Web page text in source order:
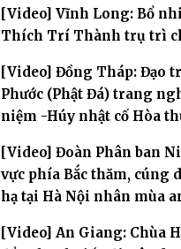
[Video] Vĩnh Long: Bổ
Thích Trí Thành trụ trì
[Video] Đồng Tháp: Đạo
Phước (Phật Đá) trang
niệm -Húy nhật cố Hòa
[Video] Đoàn Phân ban
vực phía Bắc thăm, cúng
hạ tại Hà Nội nhân mùa
[Video] An Giang: Chùa